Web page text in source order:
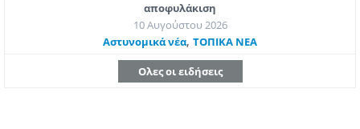
αποφυλάκιση
10 Αυγούστου 2026
Aστυνομικά νέα, ΤΟΠΙΚΑ ΝΕΑ
Ολες οι ειδήσεις